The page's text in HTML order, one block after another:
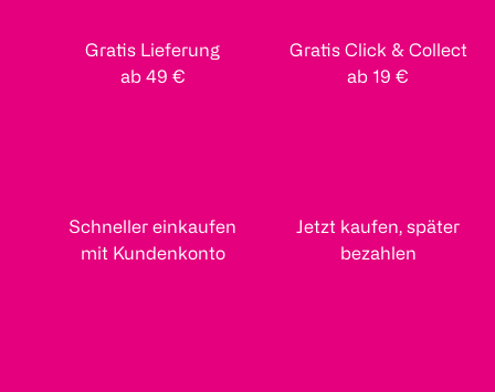
Gratis Lieferung
ab 49 €
Gratis Click & Collect
ab 19 €
Schneller einkaufen
mit Kundenkonto
Jetzt kaufen, später
bezahlen